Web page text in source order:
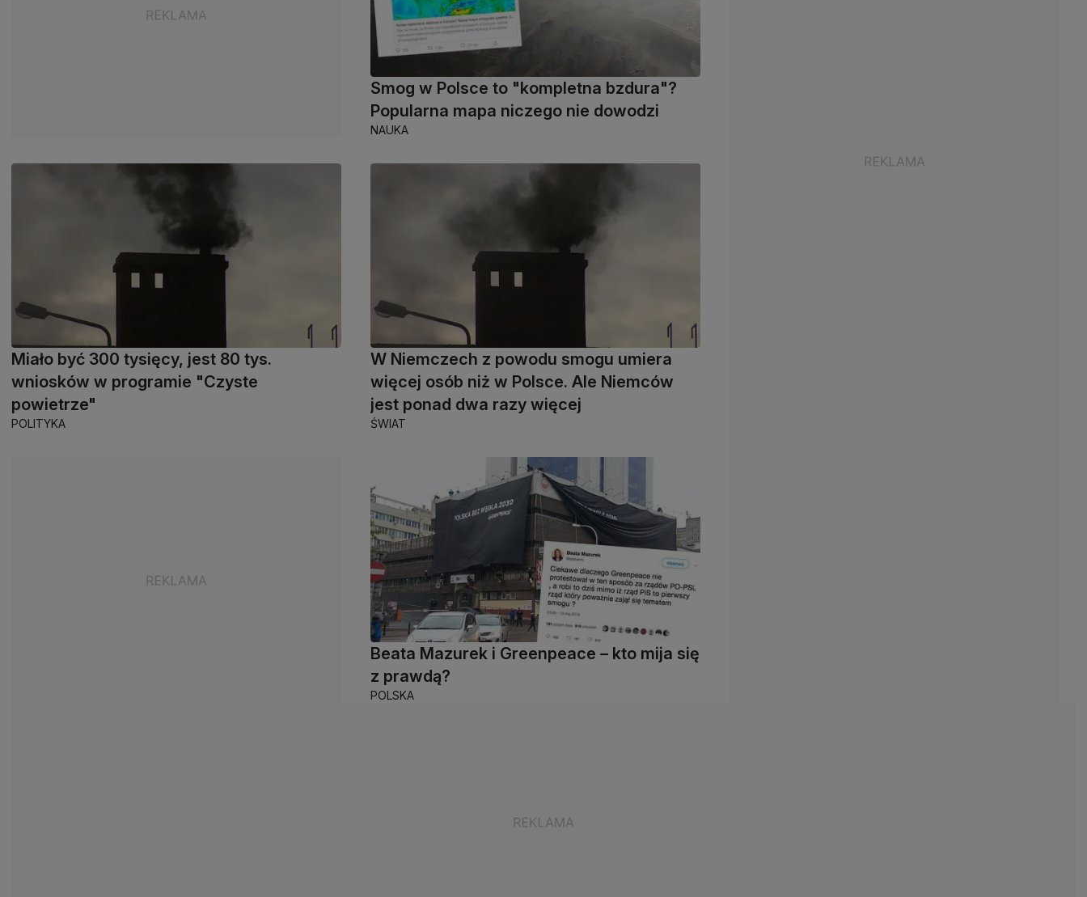
Smog w Polsce to "kompletna bzdura"?
Popularna mapa niczego nie dowodzi
NAUKA
Miało być 300 tysięcy, jest 80 tys.
wniosków w programie "Czyste
powietrze"
POLITYKA
W Niemczech z powodu smogu umiera
więcej osób niż w Polsce. Ale Niemców
jest ponad dwa razy więcej
ŚWIAT
Beata Mazurek i Greenpeace – kto mija się
z prawdą?
POLSKA